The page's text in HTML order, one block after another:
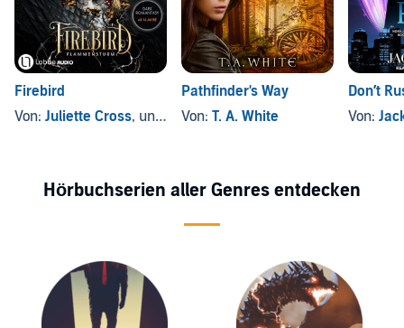
Firebird
Von: Juliette Cross, und andere
Pathfinder's Way
Von: T. A. White
Don’t
Von:
Hörbuchserien aller Genres entdecken